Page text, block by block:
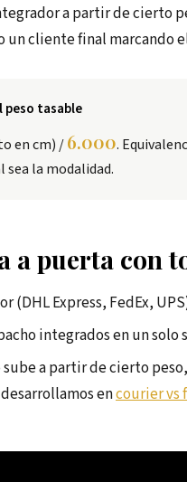
a partir de cierto
un cliente final marcando
peso tasable
en cm) /6.000.
sea la modalidad.
a puerta con
(DHL Express, FedEx,
integrados en un solo
a partir de cierto
encourier vs